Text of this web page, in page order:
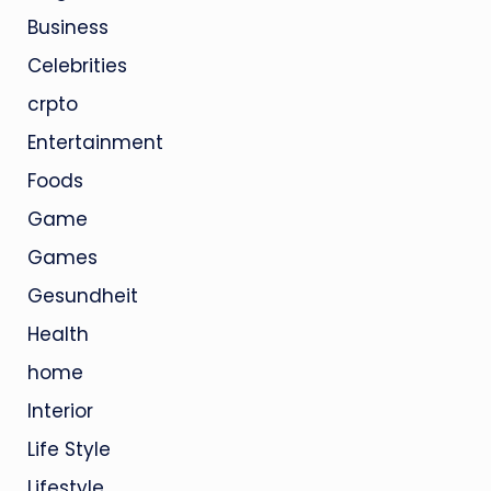
Business
Celebrities
crpto
Entertainment
Foods
Game
Games
Gesundheit
Health
home
Interior
Life Style